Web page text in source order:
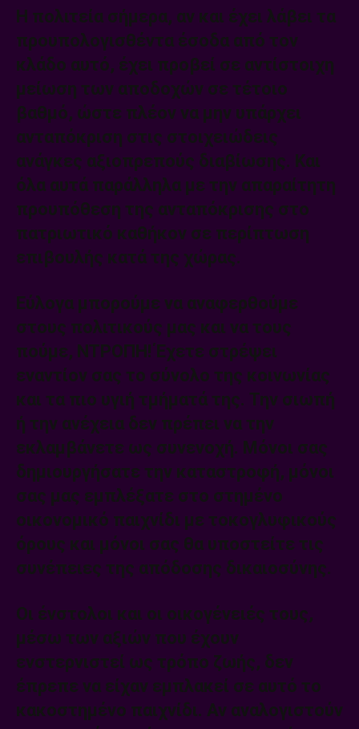
Η πολιτεία σήμερα, αν και έχει λάβει τα
προυπολογισθέντα έσοδα από τον
κλάδο αυτό, έχει προβεί σε αντίστοιχη
μείωση των αποδοχών σε τέτοιο
βαθμό, ώστε πλέον να μην υπάρχει
ανταπόκριση στις στοιχειώδεις
ανάγκες αξιοπρεπούς διαβίωσης. Και
όλα αυτά παράλληλα με την απαραίτητη
προυπόθεση της ανταπόκρισης στο
πατριωτικό καθήκον σε περίπτωση
επιβουλής κατά της χώρας.
Εύλογα μπορούμε να αναφερθούμε
στους πολιτικούς μας και να τους
πούμε, ΝΤΡΟΠΗ! Έχετε στρέψει
εναντίον σας το σύνολο της κοινωνίας
και τα πιο υγιή τμήματά της. Την σιωπή
ή την ανέχεια δεν πρέπει να την
εκλαμβάνετε ως συνενοχή. Μόνοι σας
δημιουργήσατε την καταστροφή, μόνοι
σας μας εμπλέξατε στο στημένο
οικονομικό παιχνίδι με τοκογλυφικούς
όρους και μόνοι σας θα υποστείτε τις
συνέπειες της απόδοσης δικαιοσύνης.
Οι ένστολοι και οι οικογένειές τους,
μέσω των αξιών που έχουν
ενστερνιστεί ως τρόπο ζωής, δεν
έπρεπε να είχαν εμπλακεί σε αυτό το
κακοστημένο παιχνίδι. Αν αναλογιστούν